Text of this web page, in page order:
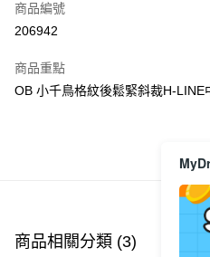
Apple Pay
PayMe
每筆HK$40.00，滿HK$350.00或
付款後順豐站及營業點
商品編號
206942
商品重點
OB 小千鳥格紋後鬆緊斜裁H-LINE
商品
商品相關分類 (3)